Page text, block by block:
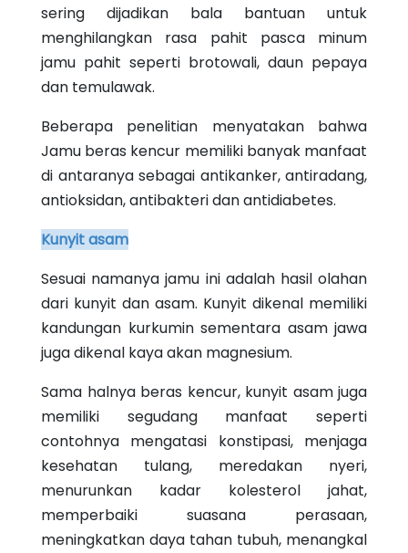
sering dijadikan bala bantuan untuk
menghilangkan rasa pahit pasca minum
jamu pahit seperti brotowali, daun pepaya
dan temulawak.
Beberapa penelitian menyatakan bahwa
Jamu beras kencur memiliki banyak manfaat
di antaranya sebagai antikanker, antiradang,
antioksidan, antibakteri dan antidiabetes.
Kunyit asam
Sesuai namanya jamu ini adalah hasil olahan
dari kunyit dan asam. Kunyit dikenal memiliki
kandungan kurkumin sementara asam jawa
juga dikenal kaya akan magnesium.
Sama halnya beras kencur, kunyit asam juga
memiliki segudang manfaat seperti
contohnya mengatasi konstipasi, menjaga
kesehatan tulang, meredakan nyeri,
menurunkan kadar kolesterol jahat,
memperbaiki suasana perasaan,
meningkatkan daya tahan tubuh, menangkal